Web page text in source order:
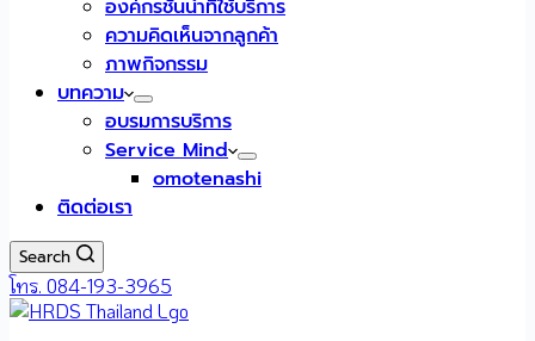
องค์กรชั้นนำที่ใช้บริการ
ความคิดเห็นจากลูกค้า
ภาพกิจกรรม
บทความ
อบรมการบริการ
Service Mind
omotenashi
ติดต่อเรา
Search
โทร. 084-193-3965